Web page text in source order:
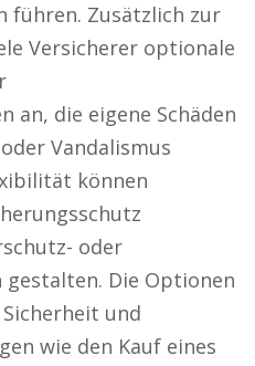
führen. Zusätzlich zur
Versicherer optionale
an, die eigene Schäden
Vandalismus
können
oder
Die Optionen
und
wie den Kauf eines